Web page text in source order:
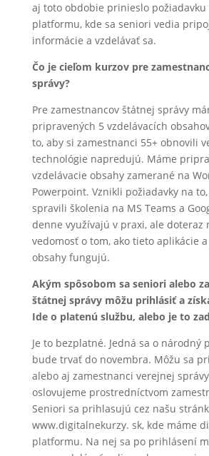
aj toto obdobie prinieslo
platformu, kde sa seniori vedia
informácie a vzdelávať sa.
Čo je cieľom kurzov pre
správy?
Pre zamestnancov štátnej správy
pripravených 5 vzdelávacích
to, aby si zamestnanci 55+ obnovili
technológie napredujú. Máme
vzdelávacie obsahy zamerané na
Powerpoint. Vznikli požiadavky na
spravili školenia na MS Teams a
denne využívajú v praxi, ale doteraz
vedomosť o tom, ako tieto aplikácie
obsahy fungujú.
Akým spôsobom sa seniori alebo
štátnej správy môžu prihlásiť a
Ide o platenú službu, alebo je to
Je to bezplatné. Jedná sa o národný
bude trvať do novembra. Môžu sa
alebo aj zamestnanci verejnej
oslovujeme prostredníctvom
Seniori sa prihlasujú cez našu
www.digitalnekurzy. sk, kde máme
platformu. Na nej sa po prihlásení